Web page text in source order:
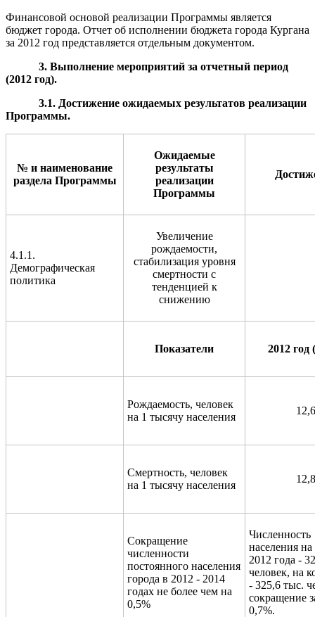
Финансовой основой реализации Программы является
бюджет города. Отчет об исполнении бюджета города Кургана
за 2012 год представляется отдельным документом.
3. Выполнение мероприятий за отчетный период
(2012 год).
3.1. Достижение ожидаемых результатов реализации
Программы.
№ и наименование
раздела Программы
Ожидаемые
результаты
реализации
Программы
4.1.1.
Демографическая
политика
Увеличение
рождаемости,
стабилизация уровня
смертности с
тенденцией к
снижению
Показатели 2012 год
Рождаемость, человек
на 1 тысячу населения
12,6
Смертность, человек
на 1 тысячу населения
12,8
Сокращение
численности
постоянного населения
города в 2012 - 2014
годах не более чем на
0,5%
Численность
населения на
2012 года -
человек, на
- 325,6 тыс.
сокращение
0,7%.